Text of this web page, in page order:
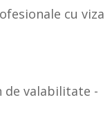
cu viza
de valabilitate -